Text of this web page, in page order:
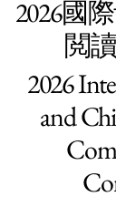
2026國
閲
2026
and